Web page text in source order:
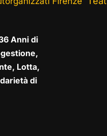
Anni di
Lotta,
di